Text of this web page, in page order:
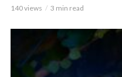
140 views 3 min read